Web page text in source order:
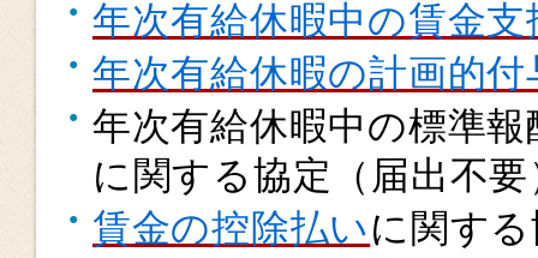
年次有給休暇中の賃金支
年次有給休暇の計画的付
年次有給休暇中の標準
に関する協定（届出不要
賃金の控除払いに関す